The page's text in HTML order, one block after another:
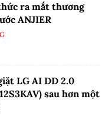
ra mắt thương
ANJIER
LG AI DD 2.0
sau hơn một